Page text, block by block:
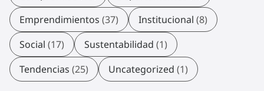
Emprendimientos (37) Institucional (8)
Social (17) Sustentabilidad (1)
Tendencias (25) Uncategorized (1)